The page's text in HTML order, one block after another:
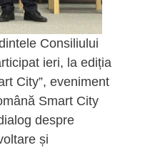
Consiliului
ieri, la ediția
City”, eveniment
Smart City
despre
și